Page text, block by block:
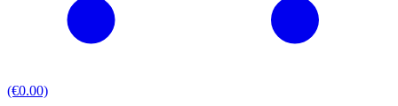
(€0.00)